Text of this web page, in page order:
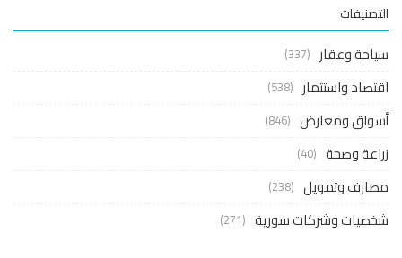
وعقار (337)
واستثمار (538)
ومعارض (846)
وصحة (40)
وتمويل (238)
وشركات سورية (271)